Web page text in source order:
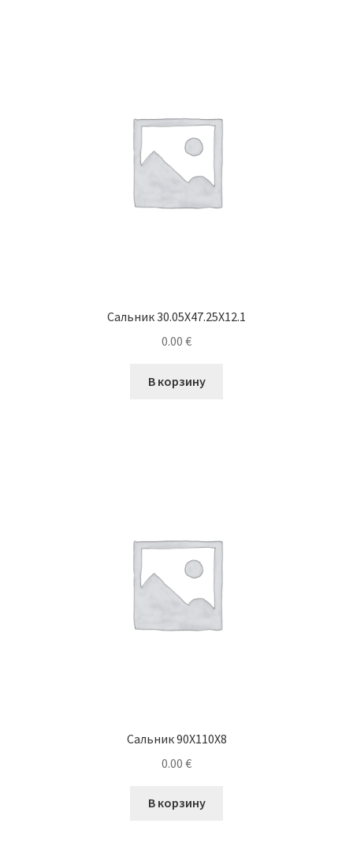
Сальник 30.05X47.25X12.1
0.00 €
В корзину
Сальник 90X110X8
0.00 €
В корзину